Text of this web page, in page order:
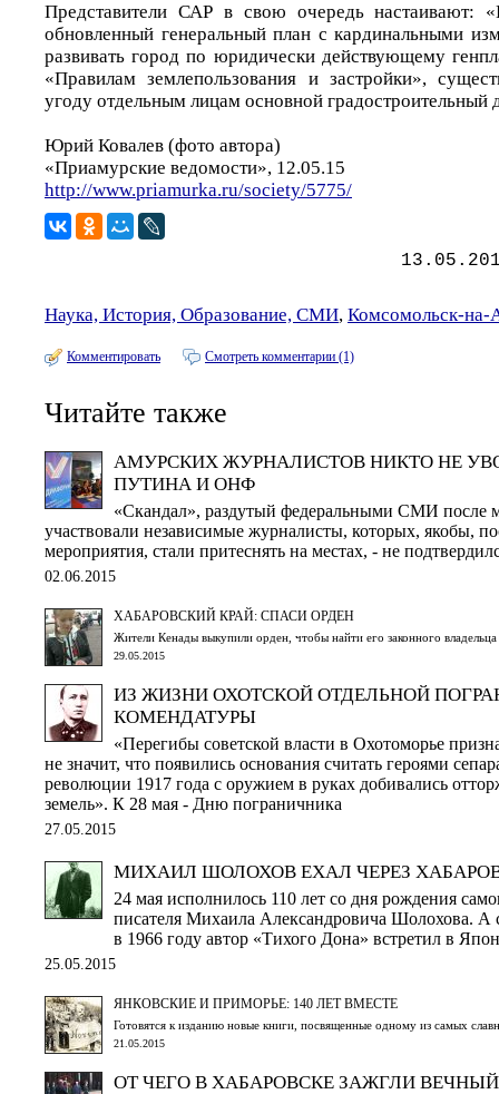
Представители САР в свою очередь настаивают:
обновленный генеральный план с кардинальными
развивать город по юридически действующему
«Правилам землепользования и застройки»,
угоду отдельным лицам основной градостроительный
Юрий Ковалев (фото автора)
«Приамурские ведомости», 12.05.15
http://www.priamurka.ru/society/5775/
Наука, История, Образование, СМИ, Комсомольск-на-
Комментировать Смотреть комментарии (1)
Читайте также
АМУРСКИХ ЖУРНАЛИСТОВ НИКТО НЕ
ПУТИНА И ОНФ
«Скандал», раздутый федеральными СМИ после
участвовали независимые журналисты, которых, якобы,
мероприятия, стали притеснять на местах, - не
02.06.2015
ХАБАРОВСКИЙ КРАЙ: СПАСИ ОРДЕН
Жители Кенады выкупили орден, чтобы найти его законного
29.05.2015
ИЗ ЖИЗНИ ОХОТСКОЙ ОТДЕЛЬНОЙ
КОМЕНДАТУРЫ
«Перегибы советской власти в Охотоморье
не значит, что появились основания считать героями
революции 1917 года с оружием в руках добивались
земель». К 28 мая - Дню пограничника
27.05.2015
МИХАИЛ ШОЛОХОВ ЕХАЛ ЧЕРЕЗ
24 мая исполнилось 110 лет со дня рождения
писателя Михаила Александровича Шолохова. А
в 1966 году автор «Тихого Дона» встретил в
25.05.2015
ЯНКОВСКИЕ И ПРИМОРЬЕ: 140 ЛЕТ ВМЕСТЕ
Готовятся к изданию новые книги, посвященные одному из самых
21.05.2015
ОТ ЧЕГО В ХАБАРОВСКЕ ЗАЖГЛИ